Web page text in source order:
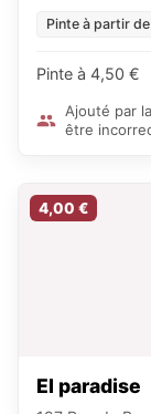
Pinte à partir
Pinte à 4,50 €
Ajouté par
être
4,00 €
El paradise